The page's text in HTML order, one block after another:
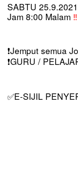
SABTU 25.9.2021
Jam 8:00 Malam ‼️
❗️Jemput semua
❗️GURU /
✅E-SIJIL